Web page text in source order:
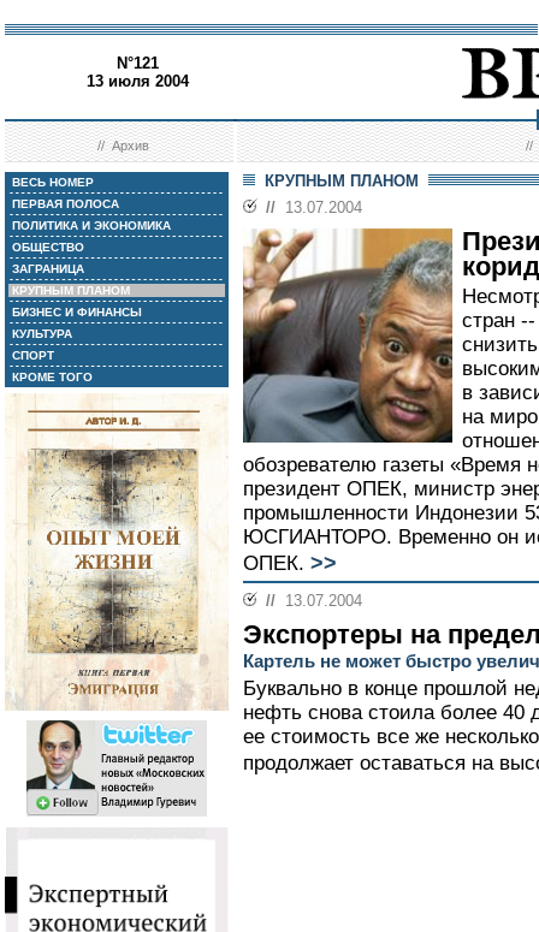
N°121
13 июля 2004
//Архив //
ВЕСЬ НОМЕР
ПЕРВАЯ ПОЛОСА
ПОЛИТИКА И ЭКОНОМИКА
ОБЩЕСТВО
ЗАГРАНИЦА
КРУПНЫМ ПЛАНОМ
БИЗНЕС И ФИНАНСЫ
КУЛЬТУРА
СПОРТ
КРОМЕ ТОГО
КРУПНЫМ ПЛАНОМ
// 13.07.2004
стран
в
на
обозревателю газеты «Время
президент ОПЕК, министр
промышленности Индонезии
ЮСГИАНТОРО. Временно он
ОПЕК. >>
// 13.07.2004
Экспортеры на
Картель не может быстро
Буквально в конце прошлой
нефть снова стоила более 40
ее стоимость все же
продолжает оставаться на